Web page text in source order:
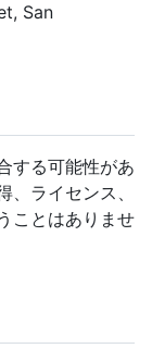
San
する可能性があ
ライセンス、
ことはありませ